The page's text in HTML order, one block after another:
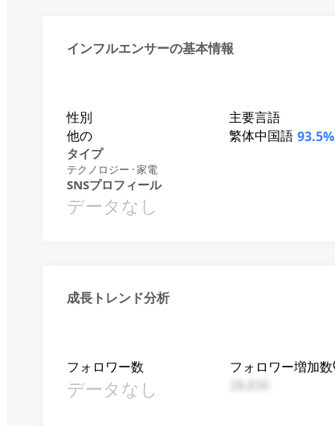
インフルエンサーの基本情報
性別
他の
主要言語
繁体中国語 93.5%
タイプ
テクノロジー · 家電
SNSプロフィール
データなし
成長トレンド分析
フォロワー数
データなし
フォロワー増加数